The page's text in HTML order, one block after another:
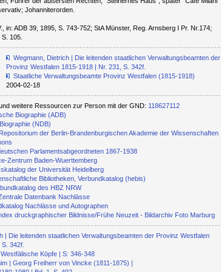
Johanniterorden.
in: ADB 39, 1895, S. 743-752; StA Münster, Reg. Arnsberg I Pr. Nr.174;
105.
Wegmann, Dietrich | Die leitenden staatlichen Verwaltungsbeamten der
Provinz Westfalen 1815-1918 | Nr. 231, S. 342f.
Staatliche Verwaltungsbeamte Provinz Westfalen (1815-1918)
2004-02-18
weitere Ressourcen zur Person mit der GND: 118627112
Biographie (ADB)
(NDB)
der Berlin-Brandenburgischen Akademie der Wissenschaften
Parlamentsabgeordneten 1867-1938
Zentrum Baden-Wuerttemberg
der Universität Heidelberg
Bibliotheken, Verbundkatalog (hebis)
des HBZ NRW
Datenbank Nachlässe
Nachlässe und Autographen
druckgraphischer Bildnisse/Frühe Neuzeit - Bildarchiv Foto Marburg
| Die leitenden staatlichen Verwaltungsbeamten der Provinz Westfalen
342f.
Köpfe | S: 346-348
| Georg Freiherr von Vincke (1811-1875) |